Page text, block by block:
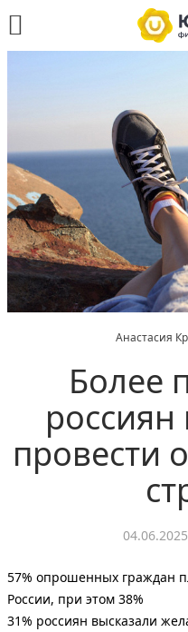
Анастасия
Более
провести
04.06.2025
57% опрошенных граждан
России, при этом 38%
31% россиян высказали